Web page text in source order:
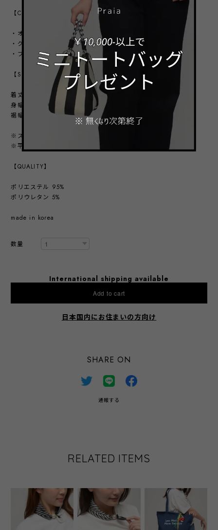
【COLOR VARIATION】
・オフ
・グレー
・ブラック
【SIZE】
着丈：前 61㎝ ／ 後 66㎝
身幅：50㎝
裾幅：92.5㎝
※スタッフ採寸の為、若干誤差がある可能性があります。
※平置きにした状態の寸法になります。
【QUALITY】
ポリエステル 95%
ポリウレタン 5%
made in korea
数量
International shipping available
Add to cart
日本国内にお住まいの方向け
SHARE ON
通報する
RELATED ITEMS